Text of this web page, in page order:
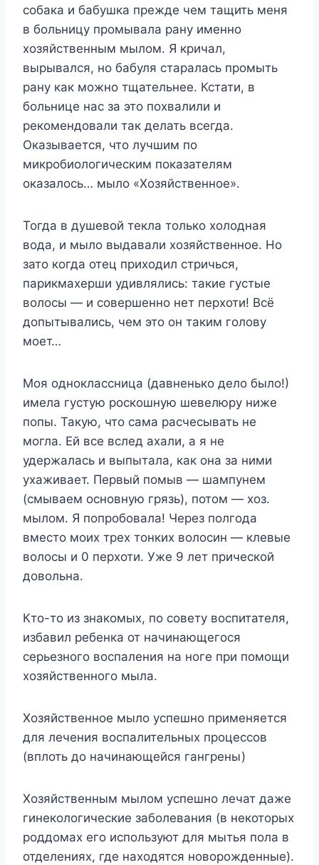
собака и бабушка прежде чем тащить меня
в больницу промывала рану именно
хозяйственным мылом. Я кричал,
вырывался, но бабуля старалась промыть
рану как можно тщательнее. Кстати, в
больнице нас за это похвалили и
рекомендовали так делать всегда.
Оказывается, что лучшим по
микробиологическим показателям
оказалось… мыло «Хозяйственное».
Тогда в душевой текла только холодная
вода, и мыло выдавали хозяйственное. Но
зато когда отец приходил стричься,
парикмахерши удивлялись: такие густые
волосы — и совершенно нет перхоти! Всё
допытывались, чем это он таким голову
моет…
Моя одноклассница (давненько дело было!)
имела густую роскошную шевелюру ниже
попы. Такую, что сама расчесывать не
могла. Ей все вслед ахали, а я не
удержалась и выпытала, как она за ними
ухаживает. Первый помыв — шампунем
(смываем основную грязь), потом — хоз.
мылом. Я попробовала! Через полгода
вместо моих трех тонких волосин — клевые
волосы и 0 перхоти. Уже 9 лет прической
довольна.
Кто-то из знакомых, по совету воспитателя,
избавил ребенка от начинающегося
серьезного воспаления на ноге при помощи
хозяйственного мыла.
Хозяйственное мыло успешно применяется
для лечения воспалительных процессов
(вплоть до начинающейся гангрены)
Хозяйственным мылом успешно лечат даже
гинекологические заболевания (в некоторых
роддомах его используют для мытья пола в
отделениях, где находятся новорожденные).